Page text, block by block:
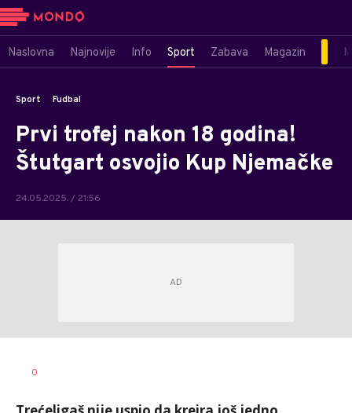
Naslovna Najnovije Info Sport Zabava Magazin
Sport Fudbal
Prvi trofej nakon 18 godina!
Štutgart osvojio Kup Njemačke
24.05.2025. / 21:56
AUTOR
0